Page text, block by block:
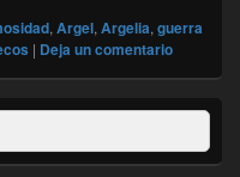
,Argel,Argelia,guerra
| Deja un comentario